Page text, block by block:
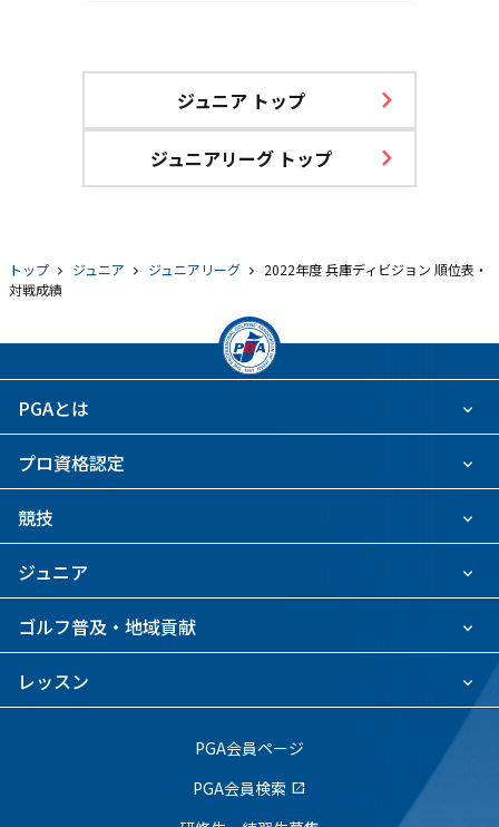
ジュニア トップ
ジュニアリーグ トップ
トップ ジュニア ジュニアリーグ
2022年度 兵庫ディビジョン 順位表・
対戦成績
PGAとは
プロ資格認定
競技
ジュニア
ゴルフ普及・地域貢献
レッスン
PGA会員ページ
PGA会員検索 open_in_new